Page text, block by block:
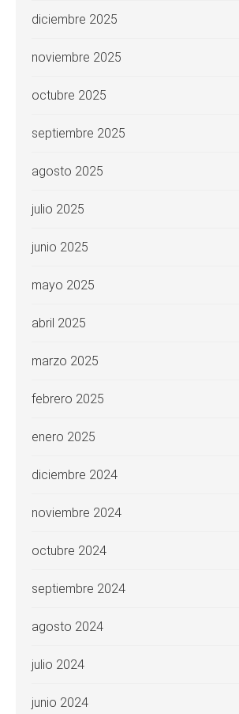
diciembre 2025
noviembre 2025
octubre 2025
septiembre 2025
agosto 2025
julio 2025
junio 2025
mayo 2025
abril 2025
marzo 2025
febrero 2025
enero 2025
diciembre 2024
noviembre 2024
octubre 2024
septiembre 2024
agosto 2024
julio 2024
junio 2024